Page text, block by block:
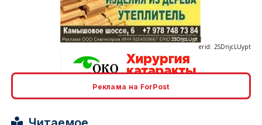
erid: 2SDnjcrDNw6
Реклама на ForPost